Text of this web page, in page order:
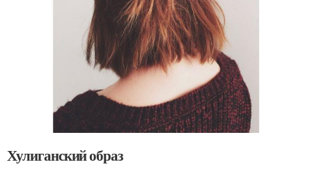
Хулиганский образ